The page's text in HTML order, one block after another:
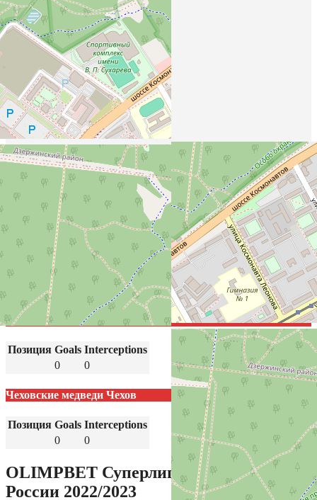
158А к1, шоссе Космонавтов, Нагорный, Индустриальный
район, Пермь, Пермский городской округ, Пермский край,
Приволжский федеральный округ, 614036, РФ
Результаты
Команда
Goals
Пермские медведи Пермь 10
Чеховские медведи Чехов 0
Пермские медведи Пермь
Позиция Goals Interceptions
0
0
Чеховские медведи Чехов
Позиция Goals Interceptions
0
0
OLIMPBET Суперлига – Чемпионат
России 2022/2023